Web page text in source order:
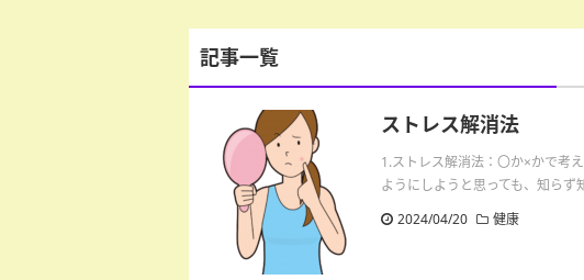
記事一覧
ストレス解消法
1.ストレス解消法：〇か×かで考
ようにしようと思っても、知ら
2024/04/20
健康